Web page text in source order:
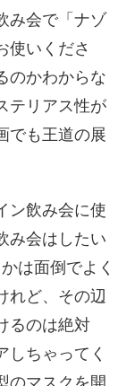
み会で「ナゾ
使いくださ
のかわからな
テリアス性が
でも王道の展
ン飲み会に使
み会はしたい
は面倒でよく
れど、その辺
るのは絶対
しちゃってく